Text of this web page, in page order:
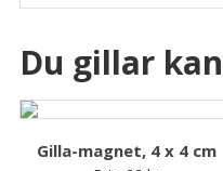
Du gillar
Gilla-magnet, 4 x 4 cm